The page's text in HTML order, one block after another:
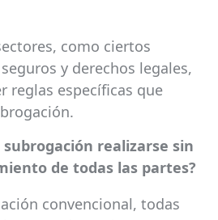
como ciertos
y derechos legales,
reglas específicas que
subrogación realizarse sin
de todas las partes?
convencional, todas